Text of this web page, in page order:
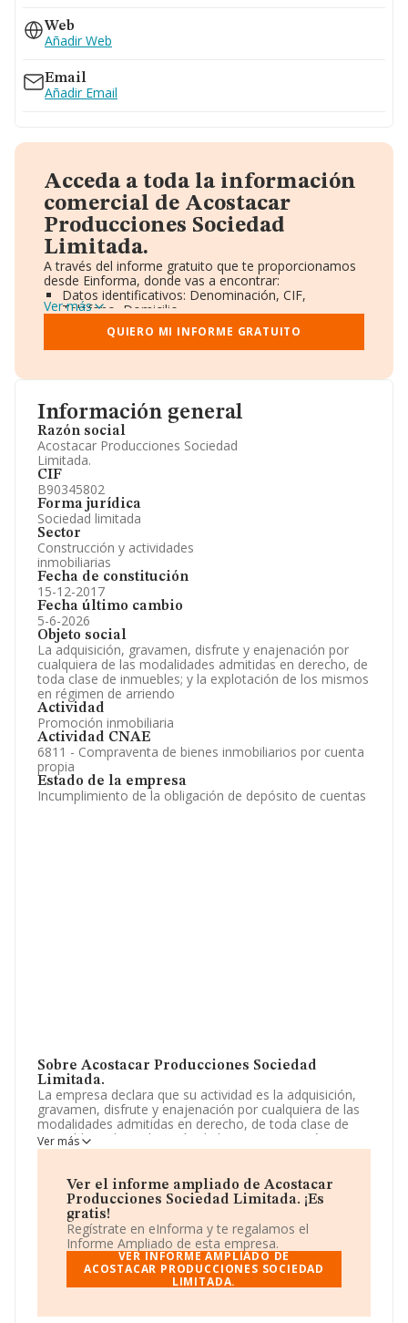
Información general
Razón social
Acostacar Producciones Sociedad
Limitada.
CIF
B90345802
Forma jurídica
Sociedad limitada
Sector
Construcción y actividades
inmobiliarias
Fecha de constitución
15-12-2017
Fecha último cambio
5-6-2026
Objeto social
La adquisición, gravamen, disfrute y enajenación por
cualquiera de las modalidades admitidas en derecho, de
toda clase de inmuebles; y la explotación de los mismos
en régimen de arriendo
Actividad
Promoción inmobiliaria
Actividad CNAE
6811 - Compraventa de bienes inmobiliarios por cuenta
propia
Estado de la empresa
Incumplimiento de la obligación de depósito de cuentas
Sobre Acostacar Producciones Sociedad
Limitada.
La empresa declara que su actividad es la adquisición,
gravamen, disfrute y enajenación por cualquiera de las
modalidades admitidas en derecho, de toda clase de
inmuebles; y la explotación de los mismos en régimen
de arriendo. La sociedad está inscrita en el Registro
'%cnae%'. La sociedad no tiene actividad en mercados
exteriores.
La compañíaAcostacar Producciones Sociedad
Limitada, con número de identificación fiscal
B90345802, se encuentra en Calle Lope De Vega núm.
79 Bj A, (41701), en el municipio de Dos Hermanas,
provincia de Sevilla, Andalucía.
En base a la información de la que dispone INFORMA
Ver más
Ver el informe ampliado de Acostacar
Producciones Sociedad Limitada. ¡Es
gratis!
Regístrate en eInforma y te regalamos el
Informe Ampliado de esta empresa.
VER INFORME AMPLIADO DE
ACOSTACAR PRODUCCIONES SOCIEDAD
LIMITADA.
Web
Añadir Web
Email
Añadir Email
Acceda a toda la información
comercial de Acostacar
Producciones Sociedad
Limitada.
A través del informe gratuito que te proporcionamos
desde Einforma, donde vas a encontrar:
Datos identificativos: Denominación, CIF,
Teléfono, Domicilio.
Informe Mercantil Completo (BORME).
Gráficos de Evolución Ventas y Empleados.
Consejo de Administración y Administradores.
Accionistas.
Artículos de prensa publicados sobre la empresa.
Información oficial y registral complementaria.
Ver más
QUIERO MI INFORME GRATUITO